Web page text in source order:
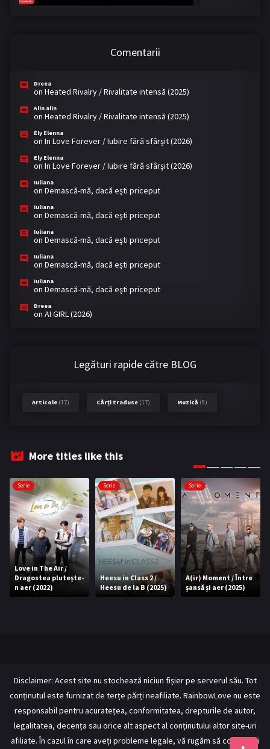
Comentarii
Dreea
on Heated Rivalry / Rivalitate intensă (2025)
Alin alin
on Heated Rivalry / Rivalitate intensă (2025)
Ely Elenna
on In Love Forever / Iubire fără sfârșit (2026)
Ely Elenna
on In Love Forever / Iubire fără sfârșit (2026)
Iuliana
on Demască-mă, dacă eşti priceput
Iuliana
on Demască-mă, dacă eşti priceput
Iuliana
on Demască-mă, dacă eşti priceput
Iuliana
on Demască-mă, dacă eşti priceput
Iuliana
on Demască-mă, dacă eşti priceput
Dreea
on AI GIRL (2026)
Legături rapide către BLOG
Articole (17) Cărți traduse (17) Muzică (9)
More titles like this
Serie
Love in The Air /
Dragostea plutește-
n aer (2022)
Serie
Heesu in Class 2 /
Heesu de la B (2025)
Serie
A(ir) Moment / Între
șansă și aer (2025)
Disclaimer: Acest site nu stochează niciun fișier pe serverul său. Tot
conținutul este furnizat de terțe părți neafiliate. RainbowLove nu este
responsabil pentru acuratețea, conformitatea, drepturile de autor,
legalitatea, decența sau orice alt aspect al conținutului altor site-uri
afiliate. În cazul în care aveți probleme legale, vă rugăm să contactați